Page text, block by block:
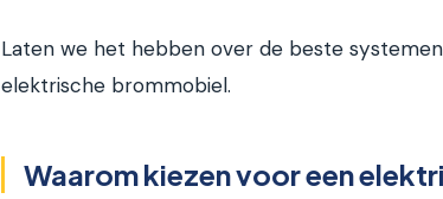
Laten we het hebben over de beste
elektrische brommobiel.
Waarom kiezen voor een